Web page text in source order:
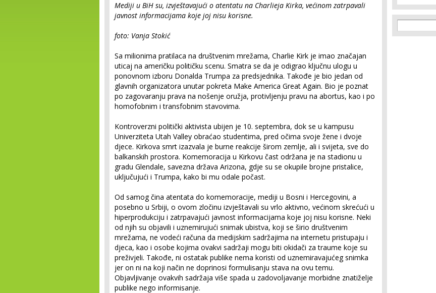
Mediji u BiH su, izvještavajući o atentatu na Charlieja Kirka, većinom zatrpavali
javnost informacijama koje joj nisu korisne.
foto: Vanja Stokić
Sa milionima pratilaca na društvenim mrežama, Charlie Kirk je imao značajan
uticaj na američku političku scenu. Smatra se da je odigrao ključnu ulogu u
ponovnom izboru Donalda Trumpa za predsjednika. Takođe je bio jedan od
glavnih organizatora unutar pokreta Make America Great Again. Bio je poznat
po zagovaranju prava na nošenje oružja, protivljenju pravu na abortus, kao i po
homofobnim i transfobnim stavovima.
Kontroverzni politički aktivista ubijen je 10. septembra, dok se u kampusu
Univerziteta Utah Valley obraćao studentima, pred očima svoje žene i dvoje
djece. Kirkova smrt izazvala je burne reakcije širom zemlje, ali i svijeta, sve do
balkanskih prostora. Komemoracija u Kirkovu čast održana je na stadionu u
gradu Glendale, savezna država Arizona, gdje su se okupile brojne pristalice,
uključujući i Trumpa, kako bi mu odale počast.
Od samog čina atentata do komemoracije, mediji u Bosni i Hercegovini, a
posebno u Srbiji, o ovom zločinu izvještavali su vrlo aktivno, većinom skrećući u
hiperprodukciju i zatrpavajući javnost informacijama koje joj nisu korisne. Neki
od njih su objavili i uznemirujući snimak ubistva, koji se širio društvenim
mrežama, ne vodeći računa da medijskim sadržajima na internetu pristupaju i
djeca, kao i osobe kojima ovakvi sadržaji mogu biti okidači za traume koje su
preživjeli. Takođe, ni ostatak publike nema koristi od uznemiravajućeg snimka
jer on ni na koji način ne doprinosi formulisanju stava na ovu temu.
Objavljivanje ovakvih sadržaja više spada u zadovoljavanje morbidne znatiželje
publike nego informisanje.
Search